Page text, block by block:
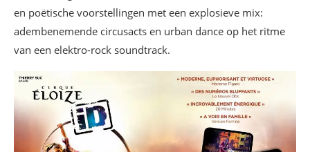
en poëtische voorstellingen met een explosieve mix:
adembenemende circusacts en urban dance op het ritme
van een elektro-rock soundtrack.